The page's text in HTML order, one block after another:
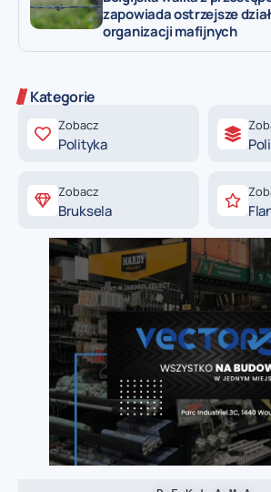
zapowiada ostrzejsze
organizacji mafijnych
Kategorie
Zobacz
Polityka
Zobacz
Bruksela